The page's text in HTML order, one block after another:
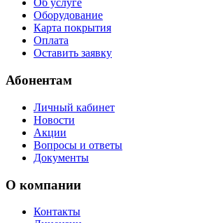
Об услуге
Оборудование
Карта покрытия
Оплата
Оставить заявку
Абонентам
Личный кабинет
Новости
Акции
Вопросы и ответы
Документы
О компании
Контакты